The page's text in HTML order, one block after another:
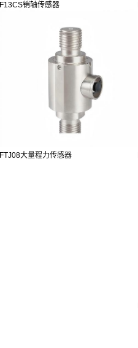
F13CS销轴传感器
FTJ08大量程力传感器